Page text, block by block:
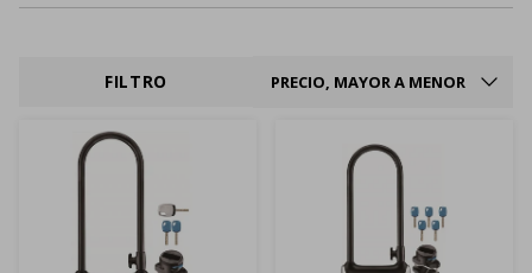
FILTRO PRECIO, MAYOR A MENOR